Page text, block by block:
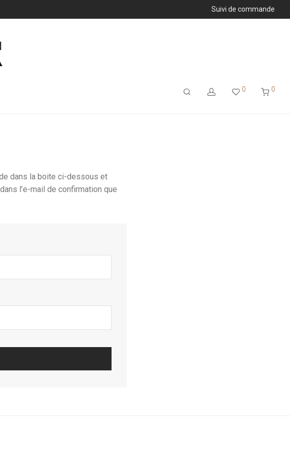
Suivi de commande
0 0
dans la boite ci-dessous et
l’e-mail de confirmation que